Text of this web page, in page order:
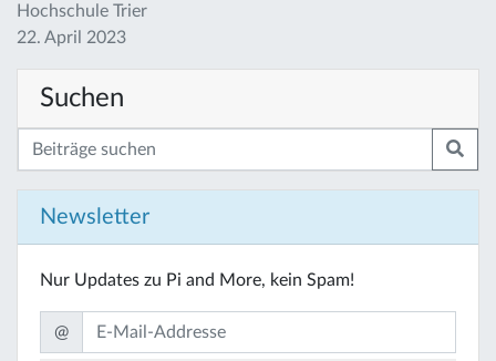
Hochschule Trier
22. April 2023
Suchen
Newsletter
Nur Updates zu Pi and More, kein Spam!
@